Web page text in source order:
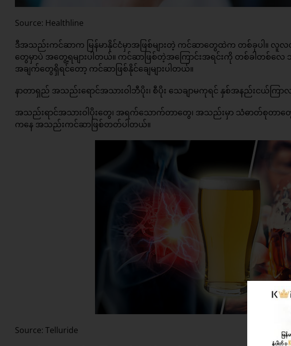
Source: Healthline
ဒီအသည်းကင်ဆာက မြန်မာနိုင်ငံမှာအဖြစ်များတဲ့ ကင်ဆာတွေထဲက တစ်ခုပါ။ လူလ
တွေမှာပဲ အတွေ့ရများပါတယ်။ ကင်ဆာဖြစ်တဲ့အကြောင်းအရင်းကို တစ်ခါတစ်လ
အချက်တွေရှိရင်တော့ ကင်ဆာဖြစ်နိုင်ချေများပါတယ်။
နာတာရှည် အသည်းရောင်အသားဝါဘီပိုး၊ စီပိုး သေချာမကုရင် နှစ်အနည်းငယ်
အသည်းရာင်အသားဝါပိုးတွေ၊ အရက်သောက်တာတွေ၊ အသည်းမှာ သံဓာတ်စုတာတွ
ကနေ အသည်းကင်ဆာဖြစ်တတ်ပါတယ်။
Source: Telluride